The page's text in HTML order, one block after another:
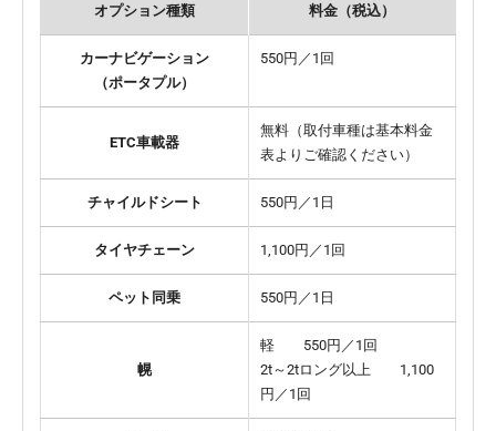
オプション種類 料金（税込）
カーナビゲーション
（ポータプル）
550円／1回
ETC車載器
無料（取付車種は基本料金
表よりご確認ください）
チャイルドシート 550円／1日
タイヤチェーン 1,100円／1回
ペット同乗 550円／1日
幌
軽 550円／1回
2t～2tロング以上 1,100
円／1回